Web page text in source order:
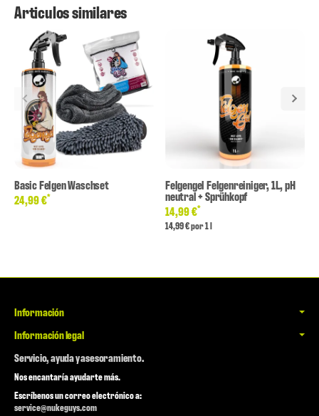
Articulos similares
Basic Felgen Waschset
24,99 €*
Felgengel Felgenreiniger, 1L, pH
neutral + Sprühkopf
14,99 €*
14,99 € por 1 l
Información
Información legal
Servicio, ayuda y asesoramiento.
Nos encantaría ayudarte más.
Escríbenos un correo electrónico a:
service@nukeguys.com